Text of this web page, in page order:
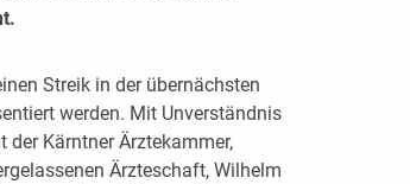
Streik in der übernächsten
werden. Mit Unverständnis
der Kärntner Ärztekammer,
Ärzteschaft, Wilhelm